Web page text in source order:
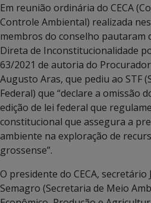
Em reunião ordinária do CECA
Controle Ambiental) realizada
membros do conselho pautaram
Direta de Inconstitucionalidade
63/2021 de autoria do
Augusto Aras, que pediu ao STF
Federal) que “declare a omissão
edição de lei federal que
constitucional que assegura a
ambiente na exploração de
grossense”.
O presidente do CECA, secretário
Semagro (Secretaria de Meio